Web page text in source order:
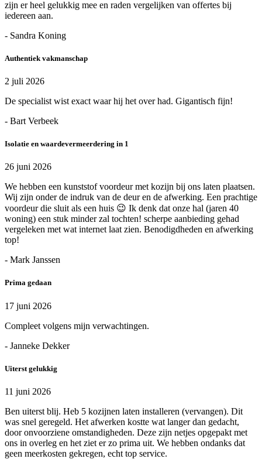
zijn er heel gelukkig mee en raden vergelijken van offertes bij
iedereen aan.
- Sandra Koning
Authentiek vakmanschap
2 juli 2026
De specialist wist exact waar hij het over had. Gigantisch fijn!
- Bart Verbeek
Isolatie en waardevermeerdering in 1
26 juni 2026
We hebben een kunststof voordeur met kozijn bij ons laten plaatsen.
Wij zijn onder de indruk van de deur en de afwerking. Een prachtige
voordeur die sluit als een huis 😉 Ik denk dat onze hal (jaren 40
woning) een stuk minder zal tochten! scherpe aanbieding gehad
vergeleken met wat internet laat zien. Benodigdheden en afwerking
top!
- Mark Janssen
Prima gedaan
17 juni 2026
Compleet volgens mijn verwachtingen.
- Janneke Dekker
Uiterst gelukkig
11 juni 2026
Ben uiterst blij. Heb 5 kozijnen laten installeren (vervangen). Dit
was snel geregeld. Het afwerken kostte wat langer dan gedacht,
door onvoorziene omstandigheden. Deze zijn netjes opgepakt met
ons in overleg en het ziet er zo prima uit. We hebben ondanks dat
geen meerkosten gekregen, echt top service.